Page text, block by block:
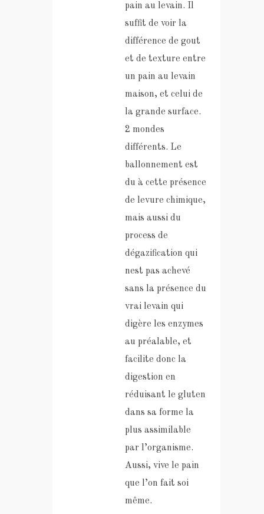
pain au levain. Il
suffit de voir la
différence de gout
et de texture entre
un pain au levain
maison, et celui de
la grande surface.
2 mondes
différents. Le
ballonnement est
du à cette présence
de levure chimique,
mais aussi du
process de
dégazification qui
nest pas achevé
sans la présence du
vrai levain qui
digère les enzymes
au préalable, et
facilite donc la
digestion en
réduisant le gluten
dans sa forme la
plus assimilable
par l’organisme.
Aussi, vive le pain
que l’on fait soi
même.